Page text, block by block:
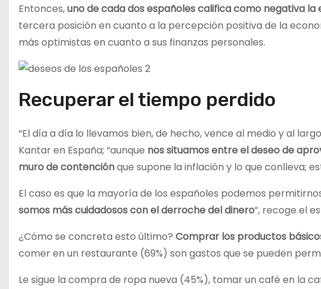
Entonces,uno de cada dos españoles califica como negativa
tercera posición en cuanto a la percepción positiva de la
más optimistas en cuanto a sus finanzas personales.
Recuperar el tiempo perdido
“El día a día lo llevamos bien, de hecho, vence al medio y al
Kantar en España; “aunque nos situamos entre el deseo de
muro de contenciónque supone la inflación y lo que conlleva;
El caso es que la mayoría de los españoles podemos
somos más cuidadosos con el derroche del dinero”, recoge el
¿Cómo se concreta esto último? Comprar los productos
comer en un restaurante (69%) son gastos que se pueden
Le sigue la compra de ropa nueva (45%), tomar un café en la